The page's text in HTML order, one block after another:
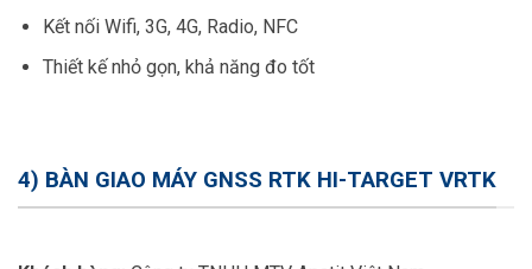
Kết nối Wifi, 3G, 4G, Radio, NFC
Thiết kế nhỏ gọn, khả năng đo tốt
4) BÀN GIAO MÁY GNSS RTK HI-TARGET VRTK